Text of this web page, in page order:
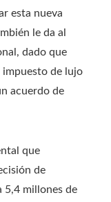
esta nueva
le da al
dado que
impuesto de lujo
acuerdo de
que
de
5,4 millones de